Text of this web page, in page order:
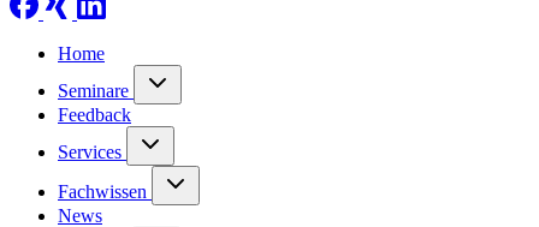
Home
Seminare
Feedback
Services
Fachwissen
News